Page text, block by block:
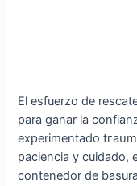
El esfuerzo de
para ganar la
experimentado
paciencia y cuidado,
contenedor de